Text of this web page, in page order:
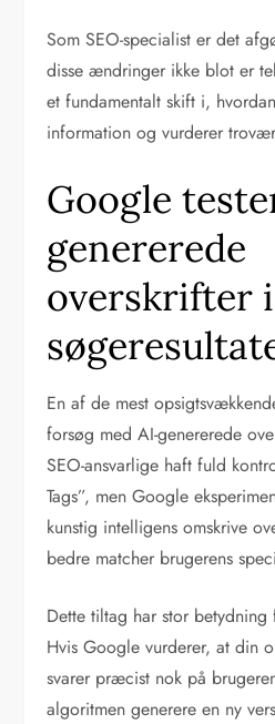
Som SEO-specialist er det
disse ændringer ikke blot er
et fundamentalt skift i,
information og vurderer
Google
genererede
overskrifter i
En af de mest
forsøg med AI-genererede
SEO-ansvarlige haft fuld
Tags”, men Google
kunstig intelligens omskrive
bedre matcher brugerens
Dette tiltag har stor
Hvis Google vurderer, at din
svarer præcist nok på
algoritmen generere en ny